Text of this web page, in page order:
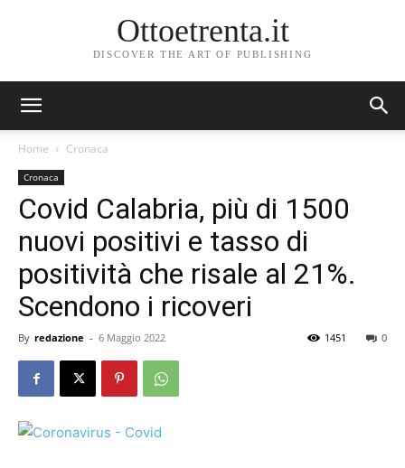
Ottoetrenta.it
DISCOVER THE ART OF PUBLISHING
Home Cronaca
Cronaca
Covid Calabria, più di 1500
nuovi positivi e tasso di
positività che risale al 21%.
Scendono i ricoveri
By redazione - 6 Maggio 2022 0
1451